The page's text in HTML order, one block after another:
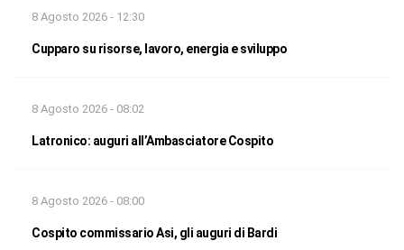
8 Agosto 2026 - 12:30
Cupparo su risorse, lavoro, energia e sviluppo
8 Agosto 2026 - 08:02
Latronico: auguri all’Ambasciatore Cospito
8 Agosto 2026 - 08:00
Cospito commissario Asi, gli auguri di Bardi